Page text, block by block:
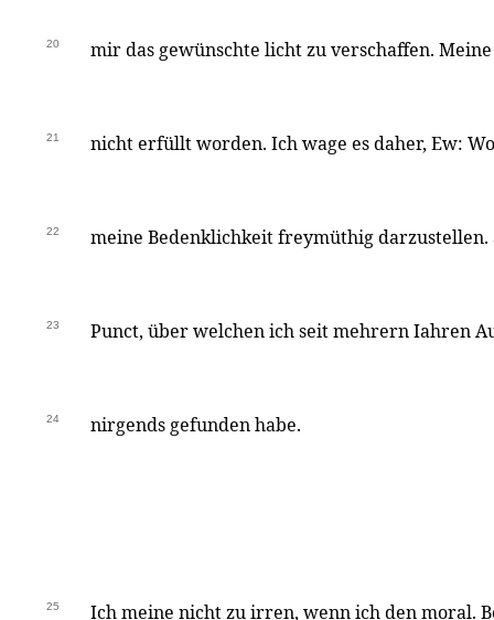
20 mir das gewünschte licht zu verschaffen.
21 nicht erfüllt worden. Ich wage es daher, Ew:
22 meine Bedenklichkeit freymüthig
23 Punct, über welchen ich seit mehrern Iahren
24 nirgends gefunden habe.
25 Ich meine nicht zu irren, wenn ich den moral.